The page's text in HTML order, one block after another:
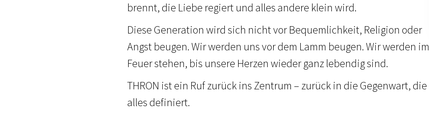
brennt, die Liebe regiert und alles andere klein wird.
Diese Generation wird sich nicht vor Bequemlichkeit, Religion oder
Angst beugen. Wir werden uns vor dem Lamm beugen. Wir werden im
Feuer stehen, bis unsere Herzen wieder ganz lebendig sind.
THRON ist ein Ruf zurück ins Zentrum – zurück in die Gegenwart, die
alles definiert.